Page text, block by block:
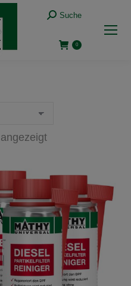
Suche:
Suche
0